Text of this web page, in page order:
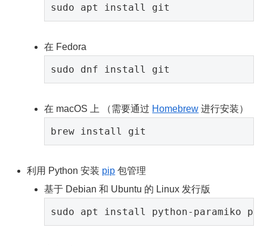
在 Fedora
在 macOS 上 （需要通过 Homebrew 进行安装）
利用 Python 安装 pip 包管理
基于 Debian 和 Ubuntu 的 Linux 发行版